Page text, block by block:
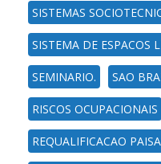
SISTEMAS
SISTEMA DE ESPACOS
SEMINARIO. SAO
RISCOS OCUPACIONAIS
REQUALIFICACAO